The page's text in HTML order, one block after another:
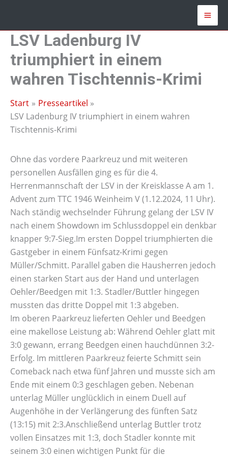
springen
LSV Ladenburg IV
triumphiert in einem
wahren Tischtennis-Krimi
Start
Presseartikel
LSV Ladenburg IV triumphiert in einem wahren
Tischtennis-Krimi
Ohne das vordere Paarkreuz und mit weiteren
personellen Ausfällen ging es für die 4.
Herrenmannschaft der LSV in der Kreisklasse A am 1.
Advent zum TTC 1946 Weinheim V (1.12.2024, 11 Uhr).
Nach ständig wechselnder Führung gelang der LSV IV
nach einem Showdown im Schlussdoppel ein denkbar
knapper 9:7-Sieg.Im ersten Doppel triumphierten die
Gastgeber in einem Fünfsatz-Krimi gegen
Müller/Schmitt. Parallel gaben die Hausherren jedoch
einen starken Start aus der Hand und unterlagen
Oehler/Beedgen mit 1:3. Stadler/Buttler hingegen
mussten das dritte Doppel mit 1:3 abgeben.
Im oberen Paarkreuz lieferten Oehler und Beedgen
eine makellose Leistung ab: Während Oehler glatt mit
3:0 gewann, errang Beedgen einen hauchdünnen 3:2-
Erfolg. Im mittleren Paarkreuz feierte Schmitt sein
Comeback nach etwa fünf Jahren und musste sich am
Ende mit einem 0:3 geschlagen geben. Nebenan
unterlag Müller unglücklich in einem Duell auf
Augenhöhe in der Verlängerung des fünften Satz
(13:15) mit 2:3.Anschließend unterlag Buttler trotz
vollen Einsatzes mit 1:3, doch Stadler konnte mit
seinem 3:0 einen wichtigen Punkt für die